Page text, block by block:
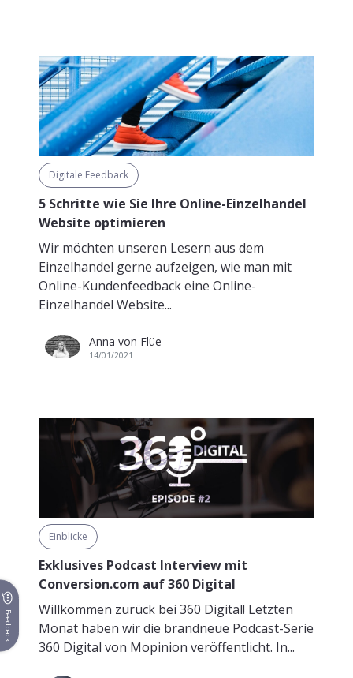
Digitale Feedback
5 Schritte wie Sie Ihre Online-Einzelhandel
Website optimieren
Wir möchten unseren Lesern aus dem
Einzelhandel gerne aufzeigen, wie man mit
Online-Kundenfeedback eine Online-
Einzelhandel Website...
Anna von Flüe
14/01/2021
Einblicke
Exklusives Podcast Interview mit
Conversion.com auf 360 Digital
Willkommen zurück bei 360 Digital! Letzten
Monat haben wir die brandneue Podcast-Serie
360 Digital von Mopinion veröffentlicht. In...
Feedback